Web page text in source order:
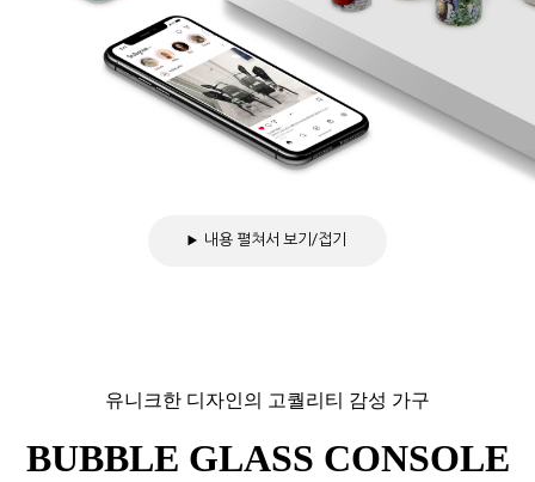
내용 펼쳐서 보기/접기
유니크한 디자인의 고퀄리티 감성 가구
BUBBLE GLASS CONSOLE